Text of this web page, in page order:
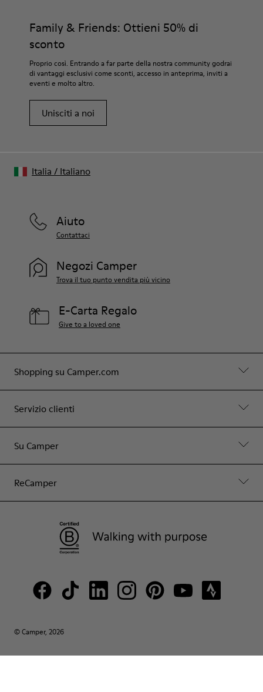
Family & Friends: Ottieni 50% di
sconto
Proprio così. Entrando a far parte della nostra community godrai
di vantaggi esclusivi come sconti, accesso in anteprima, inviti a
eventi e molto altro.
Unisciti a noi
Shopping su Camper.com
Servizio clienti
Su Camper
ReCamper
Aiuto
Contattaci
Negozi Camper
Trova il tuo punto vendita più vicino
E-Carta Regalo
Give to a loved one
© Camper, 2026
Italia / Italiano